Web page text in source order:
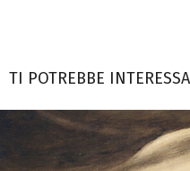
TI POTREBBE